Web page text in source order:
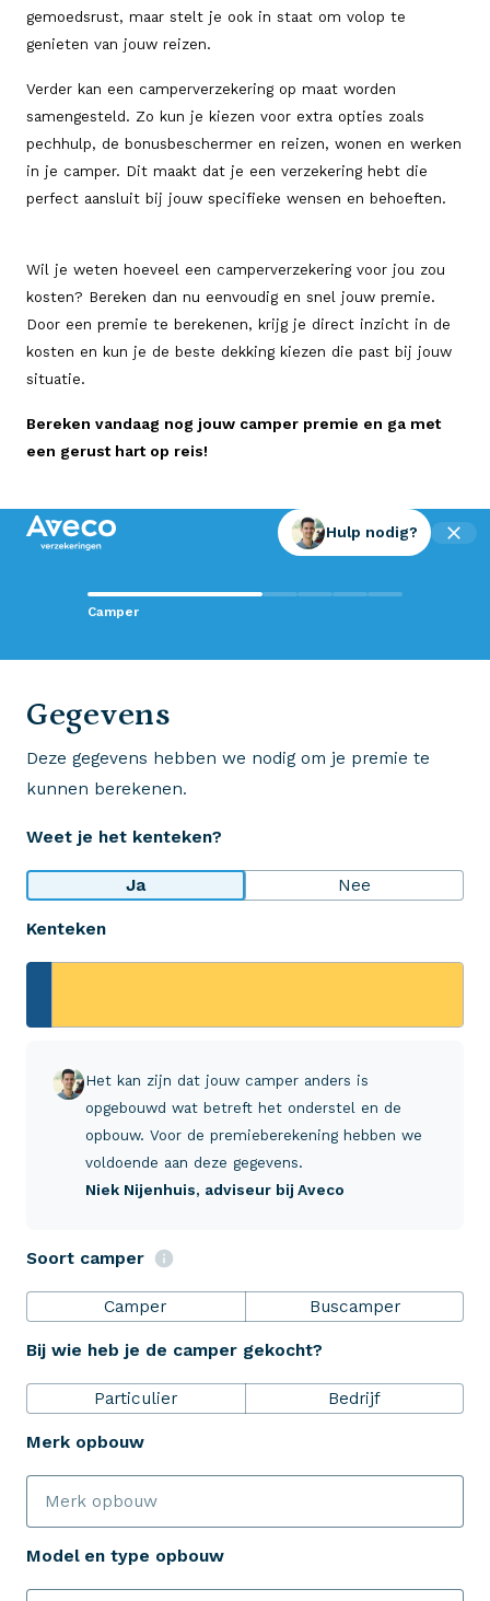
gemoedsrust, maar stelt je ook in staat om volop te
genieten van jouw reizen.
Verder kan een camperverzekering op maat worden
samengesteld. Zo kun je kiezen voor extra opties zoals
pechhulp, de bonusbeschermer en reizen, wonen en werken
in je camper. Dit maakt dat je een verzekering hebt die
perfect aansluit bij jouw specifieke wensen en behoeften.
Wil je weten hoeveel een camperverzekering voor jou zou
kosten? Bereken dan nu eenvoudig en snel jouw premie.
Door een premie te berekenen, krijg je direct inzicht in de
kosten en kun je de beste dekking kiezen die past bij jouw
situatie.
Bereken vandaag nog jouw camper premie en ga met
een gerust hart op reis!
Camper
Hulp nodig?
Gegevens
Deze gegevens hebben we nodig om je premie te
kunnen berekenen.
Weet je het kenteken?
Ja Nee
Kenteken
Het kan zijn dat jouw camper anders is
opgebouwd wat betreft het onderstel en de
opbouw. Voor de premieberekening hebben we
voldoende aan deze gegevens.
Niek Nijenhuis, adviseur bij Aveco
Soort camper
Camper Buscamper
Bij wie heb je de camper gekocht?
Particulier Bedrijf
Merk opbouw
Model en type opbouw
Contact met Aveco?
Wij staan voor je klaar!
Wij krijgen een 8,5!
Op basis van ruim 3.000 reviews
Bekijk wat anderen over ons zeggen
+31 (0)523 - 20 80 30
Verzekeringen
ZekerheidsPakket
Over Aveco
Bereken je premie
Schade melden